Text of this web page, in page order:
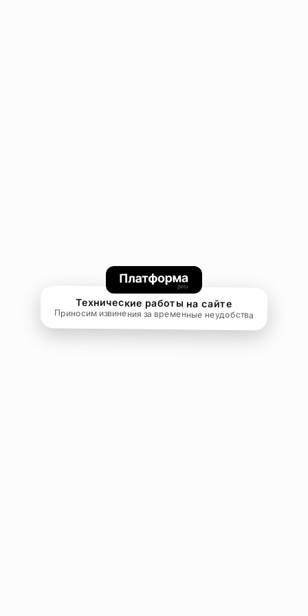
Технические работы на сайте
Приносим извинения за временные неудобства